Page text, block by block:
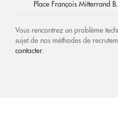
Place François Mitterrand
Vous rencontrez un problème
sujet de nos méthodes de
contacter.